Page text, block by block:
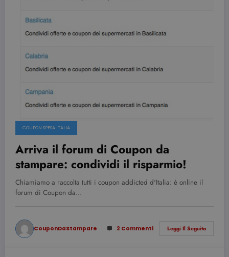
COUPON SPESA ITALIA
Arriva il forum di Coupon da
stampare: condividi il risparmio!
Chiamiamo a raccolta tutti i coupon addicted d'Italia: è online il
forum di Coupon da…
CouponDaStampare 2 Commenti Leggi Il Seguito